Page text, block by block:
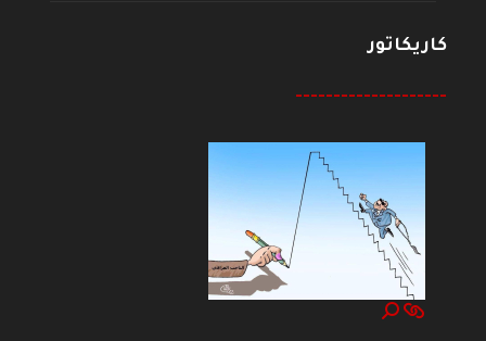
كاريكاتور
--------------------